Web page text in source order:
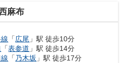
麻布
「広尾 」駅 徒歩10分
「表参道 」駅 徒歩14分
「 乃木坂 」駅 徒歩17分